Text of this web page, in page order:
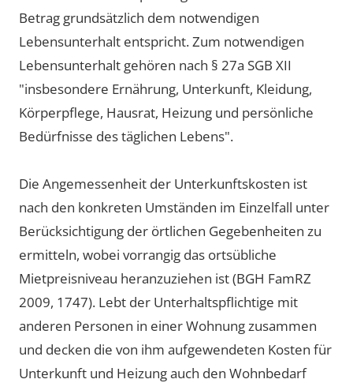
Betrag grundsätzlich dem notwendigen
Lebensunterhalt entspricht. Zum notwendigen
Lebensunterhalt gehören nach § 27a SGB XII
"insbesondere Ernährung, Unterkunft, Kleidung,
Körperpflege, Hausrat, Heizung und persönliche
Bedürfnisse des täglichen Lebens".
Die Angemessenheit der Unterkunftskosten ist
nach den konkreten Umständen im Einzelfall unter
Berücksichtigung der örtlichen Gegebenheiten zu
ermitteln, wobei vorrangig das ortsübliche
Mietpreisniveau heranzuziehen ist (BGH FamRZ
2009, 1747). Lebt der Unterhaltspflichtige mit
anderen Personen in einer Wohnung zusammen
und decken die von ihm aufgewendeten Kosten für
Unterkunft und Heizung auch den Wohnbedarf